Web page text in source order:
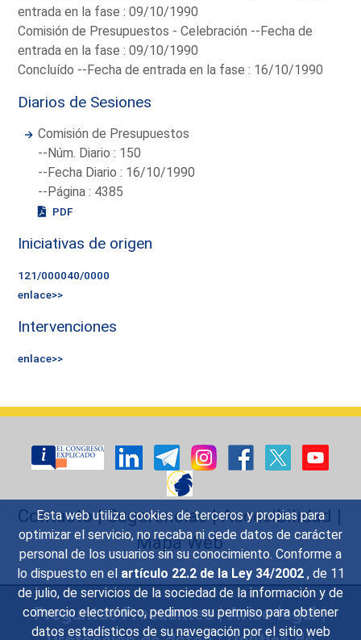
Esta web utiliza cookies de terceros y propias para
optimizar el servicio, no recaba ni cede datos de carácter
personal de los usuarios sin su conocimiento. Conforme a
lo dispuesto en el artículo 22.2 de la Ley 34/2002 , de 11
de julio, de servicios de la sociedad de la información y de
comercio electrónico, pedimos su permiso para obtener
datos estadísticos de su navegación por el sitio web
entrada en la fase : 09/10/1990
Comisión de Presupuestos - Celebración --Fecha de
entrada en la fase : 09/10/1990
Concluído --Fecha de entrada en la fase : 16/10/1990
Diarios de Sesiones
Comisión de Presupuestos
--Núm. Diario : 150
--Fecha Diario : 16/10/1990
--Página : 4385
PDF
Iniciativas de origen
121/000040/0000
enlace>>
Intervenciones
enlace>>
Contacto|Sugerencias|Accesibilidad |
Mapa Web
Preguntas Frecuentes|Aviso legal|